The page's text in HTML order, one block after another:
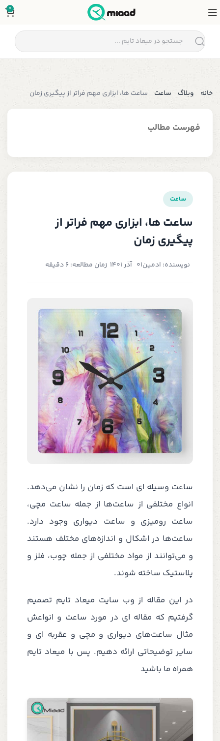
0
خانه وبلاگ ساعت ساعت ها، ابزاری مهم فراتر از پیگیری زمان
فهرست مطالب
ساعت
ساعت ها، ابزاری مهم فراتر از
پیگیری زمان
نویسنده: ادمین01 آذر 1401 زمان مطالعه: 6 دقیقه
ساعت وسیله ای است که زمان را نشان می‌دهد.
انواع مختلفی از ساعت‌ها از جمله ساعت مچی،
ساعت رومیزی و ساعت دیواری وجود دارد.
ساعت‌ها در اشکال و اندازه‌های مختلف هستند
و می‌توانند از مواد مختلفی از جمله چوب، فلز و
پلاستیک ساخته شوند.
در این مقاله از وب سایت میعاد تایم تصمیم
گرفتیم که مقاله ای در مورد ساعت و انواعش
مثال ساعت‌های دیواری و مچی و عقربه ای و
سایر توضیحاتی ارائه دهیم. پس با میعاد تایم
همراه ما باشید